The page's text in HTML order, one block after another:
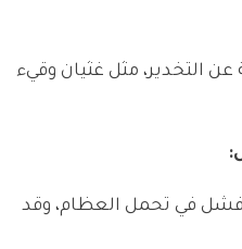
عن التخدير، مثل غثيان وقيء
في تحمل العظام، وقد